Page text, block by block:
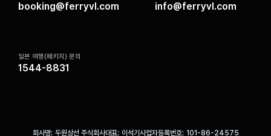
booking@ferryvl.com info@ferryvl.com
일본 여행(패키지) 문의
1544-8831
회사명 두원상선 주식회사대표 이석기 사업자등록번호 101-86-24575